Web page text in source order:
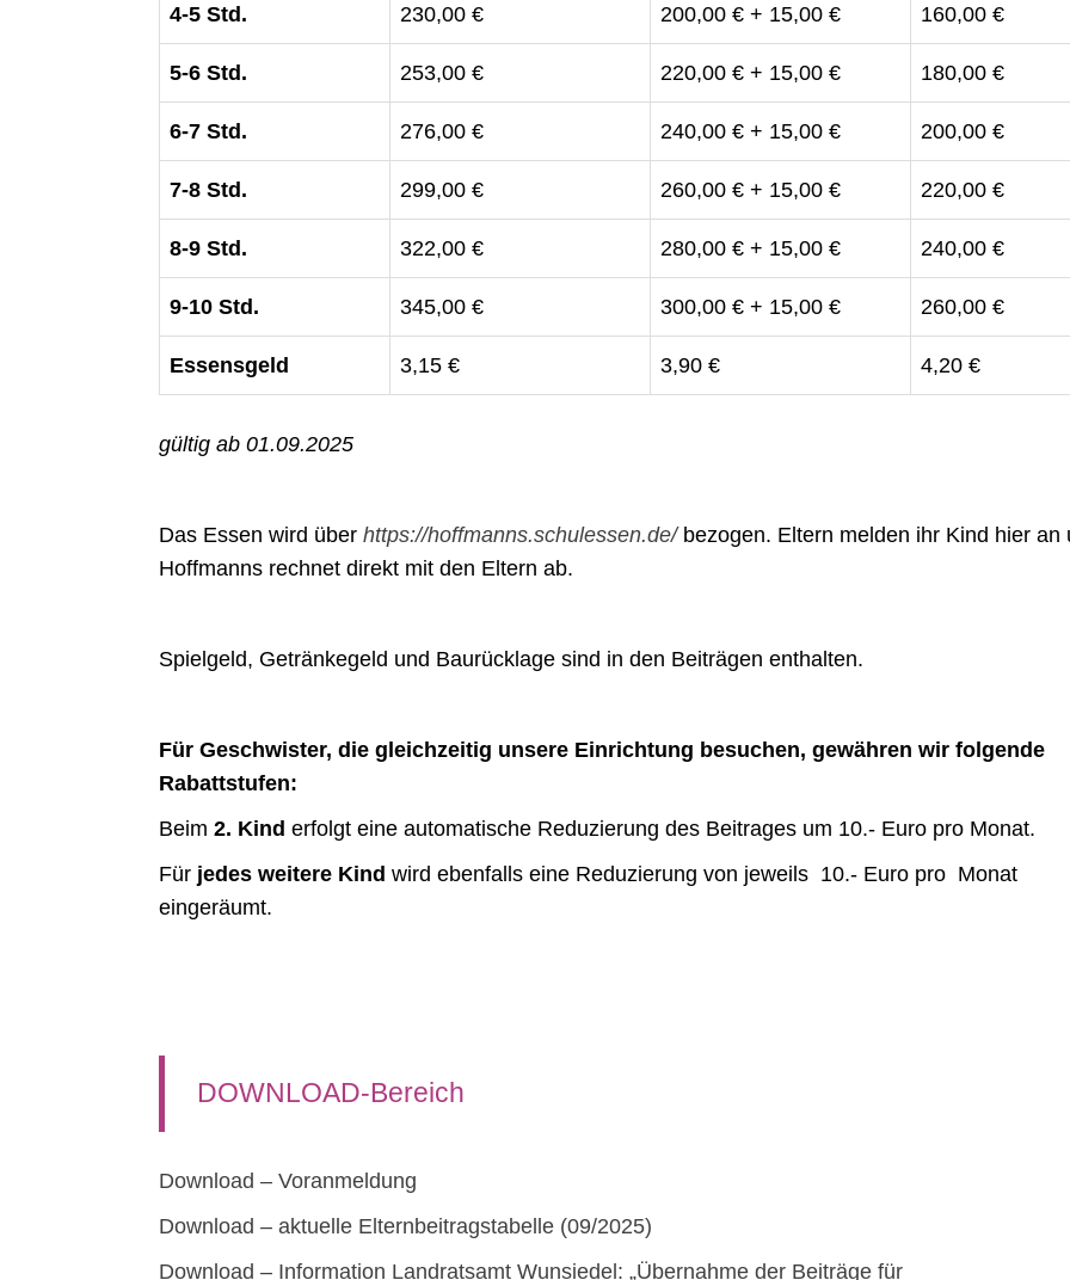
4-5 Std. 230,00 € 200,00 € + 15,00 € 160,00 €
5-6 Std. 253,00 € 220,00 € + 15,00 € 180,00 €
6-7 Std. 276,00 € 240,00 € + 15,00 € 200,00 €
7-8 Std. 299,00 € 260,00 € + 15,00 € 220,00 €
8-9 Std. 322,00 € 280,00 € + 15,00 € 240,00 €
9-10 Std. 345,00 € 300,00 € + 15,00 € 260,00 €
Essensgeld 3,15 € 3,90 € 4,20 €
gültig ab 01.09.2025
Das Essen wird über https://hoffmanns.schulessen.de/ bezogen. Eltern melden ihr Kind hier an
Hoffmanns rechnet direkt mit den Eltern ab.
Spielgeld, Getränkegeld und Baurücklage sind in den Beiträgen enthalten.
Für Geschwister, die gleichzeitig unsere Einrichtung besuchen, gewähren wir folgende
Rabattstufen:
Beim 2. Kind erfolgt eine automatische Reduzierung des Beitrages um 10.- Euro pro Monat.
Für jedes weitere Kind wird ebenfalls eine Reduzierung von jeweils 10.- Euro pro Monat
eingeräumt.
DOWNLOAD-Bereich
Download – Voranmeldung
Download – aktuelle Elternbeitragstabelle (09/2025)
Download – Information Landratsamt Wunsiedel: „Übernahme der Beiträge für